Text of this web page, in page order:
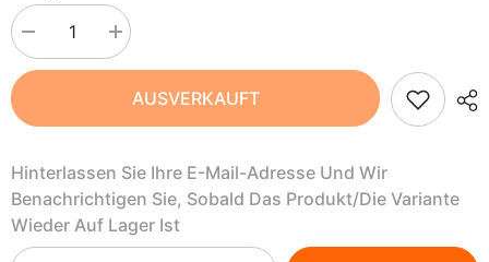
verringern
für
Vollmilchschokolade
mit
100
-
OXFAM
Menge
erhöhen
für
Fairtrade
Vollmilchschokolade
100
-
OXFAM
AUSVERKAUFT
Hinterlassen Sie Ihre E-Mail-Adresse Und Wir
Benachrichtigen Sie, Sobald Das Produkt/die Variante
Wieder Auf Lager Ist